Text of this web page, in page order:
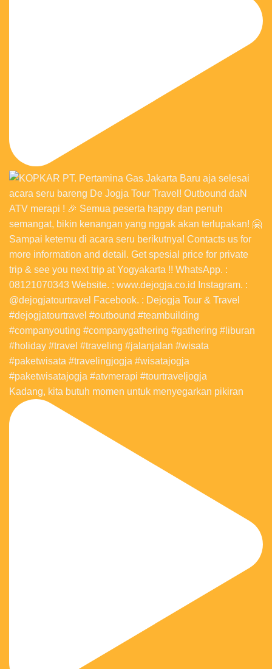
Kadang, kita butuh momen untuk menyegarkan pikiran